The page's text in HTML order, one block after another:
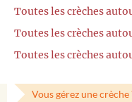
Toutes les crèches
Toutes les crèches
Toutes les crèches
Vous gérez une crèche